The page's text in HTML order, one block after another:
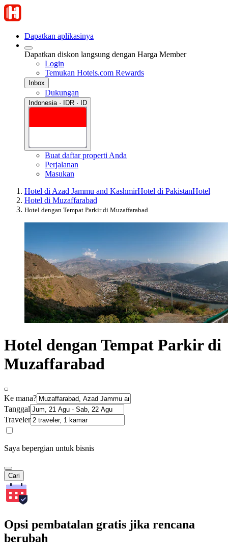
Dapatkan aplikasinya
Dapatkan diskon langsung dengan Harga Member
Login
Temukan Hotels.com Rewards
Inbox
Dukungan
Indonesia · IDR · ID
Buat daftar properti Anda
Perjalanan
Masukan
Hotel di Azad Jammu and KashmirHotel di PakistanHotel
Hotel di Muzaffarabad
Hotel dengan Tempat Parkir di Muzaffarabad
Hotel dengan Tempat Parkir di
Muzaffarabad
Ke mana?
Tanggal
Traveler
Saya bepergian untuk bisnis
Cari
Opsi pembatalan gratis jika rencana
berubah